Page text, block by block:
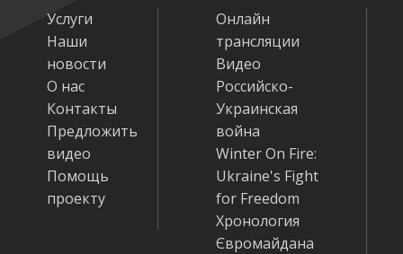
Услуги
Наши
новости
О нас
Контакты
Предложить
видео
Помощь
проекту
Онлайн
трансляции
Видео
Российско-
Украинская
война
Winter On Fire:
Ukraine's Fight
for Freedom
Хронология
Євромайдана